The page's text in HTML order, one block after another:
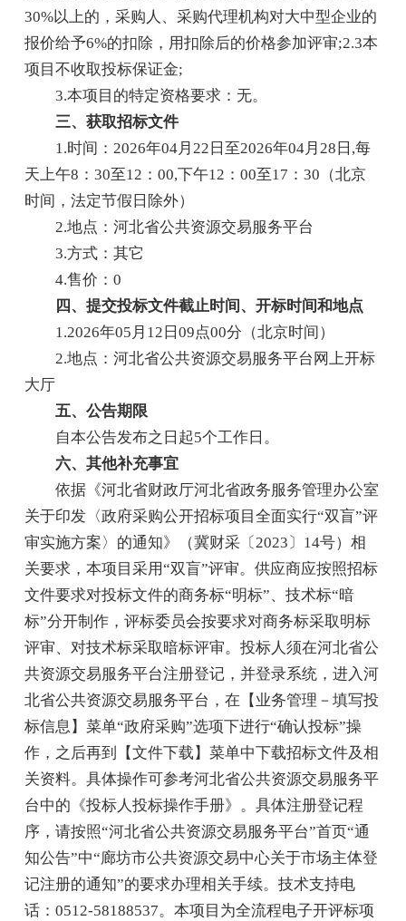
30%以上的，采购人、采购代理机构对大中型企业的
报价给予6%的扣除，用扣除后的价格参加评审;2.3本
项目不收取投标保证金;
3.本项目的特定资格要求：无。
三、获取招标文件
1.时间：2026年04月22日至2026年04月28日,每
天上午8：30至12：00,下午12：00至17：30（北京
时间，法定节假日除外）
2.地点：河北省公共资源交易服务平台
3.方式：其它
4.售价：0
四、提交投标文件截止时间、开标时间和地点
1.2026年05月12日09点00分（北京时间）
2.地点：河北省公共资源交易服务平台网上开标
大厅
五、公告期限
自本公告发布之日起5个工作日。
六、其他补充事宜
依据《河北省财政厅河北省政务服务管理办公室
关于印发〈政府采购公开招标项目全面实行“双盲”评
审实施方案〉的通知》（冀财采〔2023〕14号）相
关要求，本项目采用“双盲”评审。供应商应按照招标
文件要求对投标文件的商务标“明标”、技术标“暗
标”分开制作，评标委员会按要求对商务标采取明标
评审、对技术标采取暗标评审。投标人须在河北省公
共资源交易服务平台注册登记，并登录系统，进入河
北省公共资源交易服务平台，在【业务管理－填写投
标信息】菜单“政府采购”选项下进行“确认投标”操
作，之后再到【文件下载】菜单中下载招标文件及相
关资料。具体操作可参考河北省公共资源交易服务平
台中的《投标人投标操作手册》。具体注册登记程
序，请按照“河北省公共资源交易服务平台”首页“通
知公告”中“廊坊市公共资源交易中心关于市场主体登
记注册的通知”的要求办理相关手续。技术支持电
话：0512-58188537。本项目为全流程电子开评标项